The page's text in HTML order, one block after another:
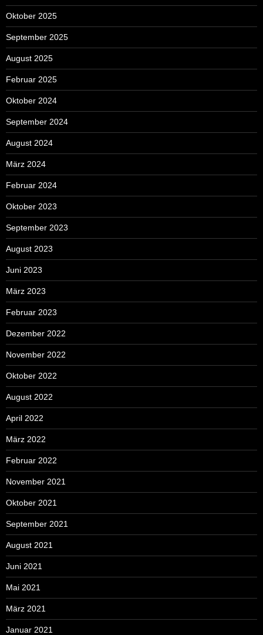
Oktober 2025
September 2025
August 2025
Februar 2025
Oktober 2024
September 2024
August 2024
März 2024
Februar 2024
Oktober 2023
September 2023
August 2023
Juni 2023
März 2023
Februar 2023
Dezember 2022
November 2022
Oktober 2022
August 2022
April 2022
März 2022
Februar 2022
November 2021
Oktober 2021
September 2021
August 2021
Juni 2021
Mai 2021
März 2021
Januar 2021